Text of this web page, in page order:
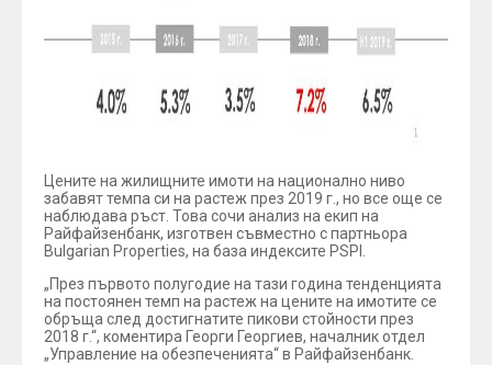
Цените на жилищните имоти на национално ниво
забавят темпа си на растеж през 2019 г., но все още се
наблюдава ръст. Това сочи анализ на екип на
Райфайзенбанк, изготвен съвместно с партньора
Bulgarian Properties, на база индексите PSPI.
„През първото полугодие на тази година тенденцията
на постоянен темп на растеж на цените на имотите се
обръща след достигнатите пикови стойности през
2018 г.“, коментира Георги Георгиев, началник отдел
„Управление на обезпеченията“ в Райфайзенбанк.